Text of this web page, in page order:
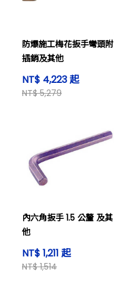
防爆施工梅花扳手彎頭附
插銷及其他
NT$ 4,223 起
NT$ 5,279
內六角扳手 1.5 公釐 及其
他
NT$ 1,211 起
NT$ 1,514